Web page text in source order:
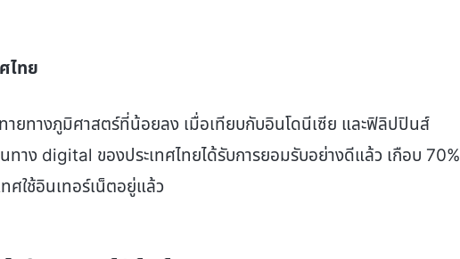
ไทย
ายทางภูมิศาสตร์ที่น้อยลง เมื่อเทียบกับอินโดนีเซีย และฟิลิปปินส์
ทาง digital ของประเทศไทยได้รับการยอมรับอย่างดีแล้ว เกือบ 70%
ศใช้อินเทอร์เน็ตอยู่แล้ว